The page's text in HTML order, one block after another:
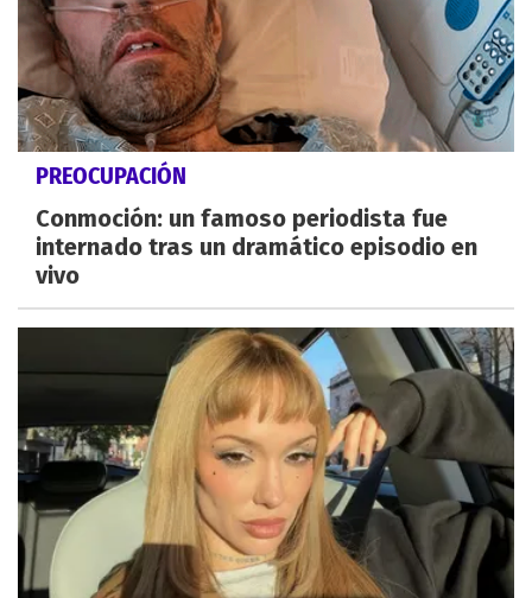
PREOCUPACIÓN
Conmoción: un famoso periodista fue
internado tras un dramático episodio en
vivo